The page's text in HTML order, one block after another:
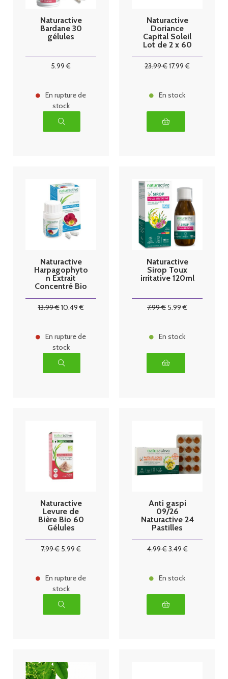
Naturactive
Bardane 30
gélules
5.99 €
En rupture de
stock
Naturactive
Doriance
Capital Soleil
Lot de 2 x 60
23.99€17.99 €
En stock
Naturactive
Harpagophyto
n Extrait
Concentré Bio
13.99€10.49€
En rupture de
stock
Naturactive
Sirop Toux
irritative 120ml
7.99€ 5.99 €
En stock
Naturactive
Levure de
Bière Bio 60
Gélules
7.99€ 5.99 €
En rupture de
stock
Anti gaspi
09/26
Naturactive 24
Pastilles
4.99€3.49€
En stock